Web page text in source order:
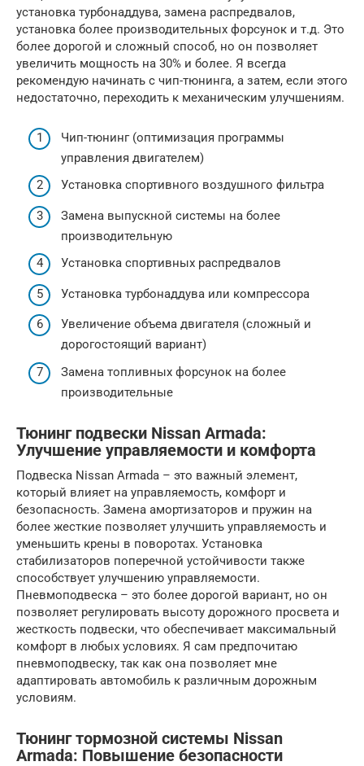
установка турбонаддува, замена распредвалов,
установка более производительных форсунок и т.д. Это
более дорогой и сложный способ, но он позволяет
увеличить мощность на 30% и более. Я всегда
рекомендую начинать с чип-тюнинга, а затем, если этого
недостаточно, переходить к механическим улучшениям.
Чип-тюнинг (оптимизация программы
управления двигателем)
Установка спортивного воздушного фильтра
Замена выпускной системы на более
производительную
Установка спортивных распредвалов
Установка турбонаддува или компрессора
Увеличение объема двигателя (сложный и
дорогостоящий вариант)
Замена топливных форсунок на более
производительные
Тюнинг подвески Nissan Armada:
Улучшение управляемости и комфорта
Подвеска Nissan Armada – это важный элемент,
который влияет на управляемость, комфорт и
безопасность. Замена амортизаторов и пружин на
более жесткие позволяет улучшить управляемость и
уменьшить крены в поворотах. Установка
стабилизаторов поперечной устойчивости также
способствует улучшению управляемости.
Пневмоподвеска – это более дорогой вариант, но он
позволяет регулировать высоту дорожного просвета и
жесткость подвески, что обеспечивает максимальный
комфорт в любых условиях. Я сам предпочитаю
пневмоподвеску, так как она позволяет мне
адаптировать автомобиль к различным дорожным
условиям.
Тюнинг тормозной системы Nissan
Armada: Повышение безопасности